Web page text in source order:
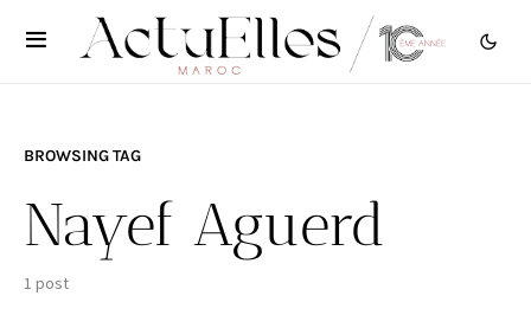
BROWSING TAG
Nayef Aguerd
1 post